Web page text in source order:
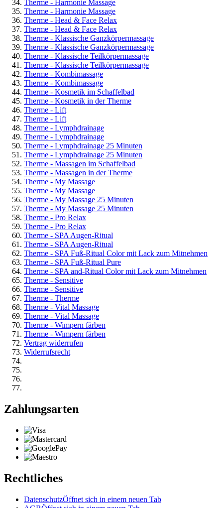
Therme - Harmonie Massage
Therme - Harmonie Massage
Therme - Head & Face Relax
Therme - Head & Face Relax
Therme - Klassische Ganzkörpermassage
Therme - Klassische Ganzkörpermassage
Therme - Klassische Teilkörpermassage
Therme - Klassische Teilkörpermassage
Therme - Kombimassage
Therme - Kombimassage
Therme - Kosmetik im Schaffelbad
Therme - Kosmetik in der Therme
Therme - Lift
Therme - Lift
Therme - Lymphdrainage
Therme - Lymphdrainage
Therme - Lymphdrainage 25 Minuten
Therme - Lymphdrainage 25 Minuten
Therme - Massagen im Schaffelbad
Therme - Massagen in der Therme
Therme - My Massage
Therme - My Massage
Therme - My Massage 25 Minuten
Therme - My Massage 25 Minuten
Therme - Pro Relax
Therme - Pro Relax
Therme - SPA Augen-Ritual
Therme - SPA Augen-Ritual
Therme - SPA Fuß-Ritual Color mit Lack zum Mitnehmen
Therme - SPA Fuß-Ritual Pure
Therme - SPA and-Ritual Color mit Lack zum Mitnehmen
Therme - Sensitive
Therme - Sensitive
Therme - Therme
Therme - Vital Massage
Therme - Vital Massage
Therme - Wimpern färben
Therme - Wimpern färben
Vertrag widerrufen
Widerrufsrecht
Zahlungsarten
Rechtliches
DatenschutzÖffnet sich in einem neuen Tab